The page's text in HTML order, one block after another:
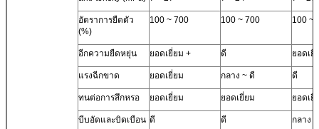
อัตราการยืดตัว
(%)
100 ~ 700 100 ~ 700 100 ~
อีกความยืดหยุ่น ยอดเยี่ยม + ดี ยอดเยี่
แรงฉีกขาด ยอดเยี่ยม กลาง ~ ดี ดี
ทนต่อการสึกหรอ ยอดเยี่ยม ยอดเยี่ยม ยอดเยี่
บีบอัดและบิดเบือน ดี ดี กลาง